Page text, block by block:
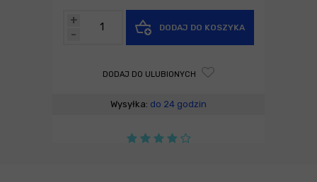
-
+
DODAJ DO KOSZYKA
DODAJ DO ULUBIONYCH
Wysyłka: do 24 godzin